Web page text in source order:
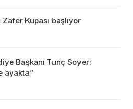
Kupası başlıyor
Başkanı Tunç Soyer:
ayakta”